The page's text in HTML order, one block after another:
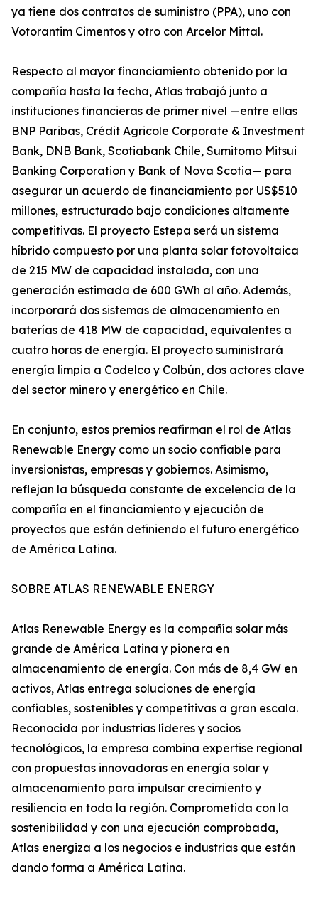
ya tiene dos contratos de suministro (PPA), uno con
Votorantim Cimentos y otro con Arcelor Mittal.
Respecto al mayor financiamiento obtenido por la
compañía hasta la fecha, Atlas trabajó junto a
instituciones financieras de primer nivel —entre ellas
BNP Paribas, Crédit Agricole Corporate & Investment
Bank, DNB Bank, Scotiabank Chile, Sumitomo Mitsui
Banking Corporation y Bank of Nova Scotia— para
asegurar un acuerdo de financiamiento por US$510
millones, estructurado bajo condiciones altamente
competitivas. El proyecto Estepa será un sistema
híbrido compuesto por una planta solar fotovoltaica
de 215 MW de capacidad instalada, con una
generación estimada de 600 GWh al año. Además,
incorporará dos sistemas de almacenamiento en
baterías de 418 MW de capacidad, equivalentes a
cuatro horas de energía. El proyecto suministrará
energía limpia a Codelco y Colbún, dos actores clave
del sector minero y energético en Chile.
En conjunto, estos premios reafirman el rol de Atlas
Renewable Energy como un socio confiable para
inversionistas, empresas y gobiernos. Asimismo,
reflejan la búsqueda constante de excelencia de la
compañía en el financiamiento y ejecución de
proyectos que están definiendo el futuro energético
de América Latina.
SOBRE ATLAS RENEWABLE ENERGY
Atlas Renewable Energy es la compañía solar más
grande de América Latina y pionera en
almacenamiento de energía. Con más de 8,4 GW en
activos, Atlas entrega soluciones de energía
confiables, sostenibles y competitivas a gran escala.
Reconocida por industrias líderes y socios
tecnológicos, la empresa combina expertise regional
con propuestas innovadoras en energía solar y
almacenamiento para impulsar crecimiento y
resiliencia en toda la región. Comprometida con la
sostenibilidad y con una ejecución comprobada,
Atlas energiza a los negocios e industrias que están
dando forma a América Latina.